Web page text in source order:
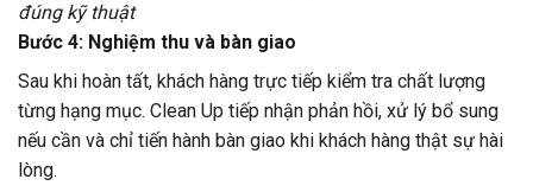
đúng kỹ thuật
Bước 4: Nghiệm thu và bàn giao
Sau khi hoàn tất, khách hàng trực tiếp kiểm tra chất lượng
từng hạng mục. Clean Up tiếp nhận phản hồi, xử lý bổ sung
nếu cần và chỉ tiến hành bàn giao khi khách hàng thật sự hài
lòng.